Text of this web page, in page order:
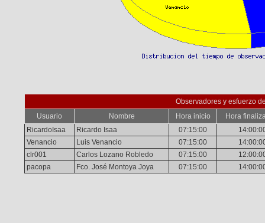
Observadores y esfuerzo
Usuario
Nombre Hora inicio
Hora
RicardoIsaa
Ricardo Isaa 07:15:00
Venancio
Luis Venancio 07:15:00
clr001
Carlos Lozano Robledo 07:15:00
pacopa
Fco. José Montoya Joya 07:15:00